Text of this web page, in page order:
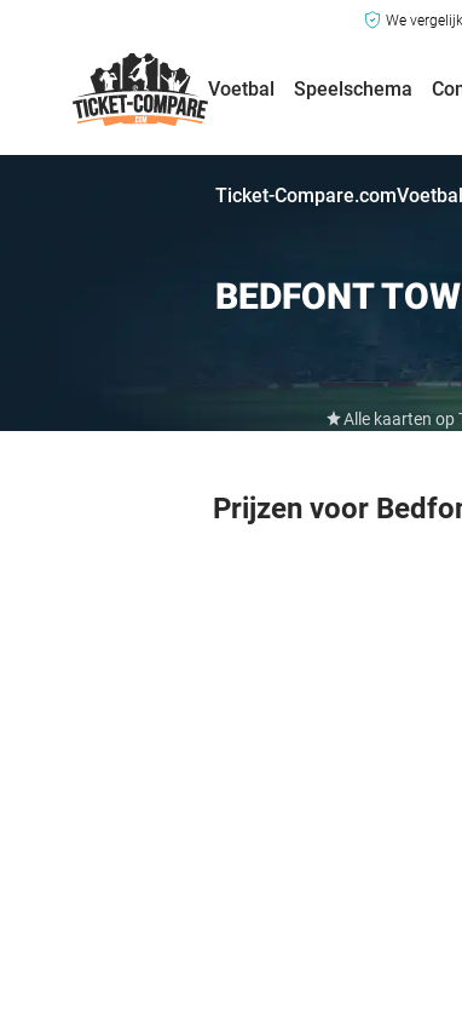
We
Voetbal Speelschema
Ticket-Compare.comVoetbal
BEDFONT
Alle kaarten op
Prijzen voor